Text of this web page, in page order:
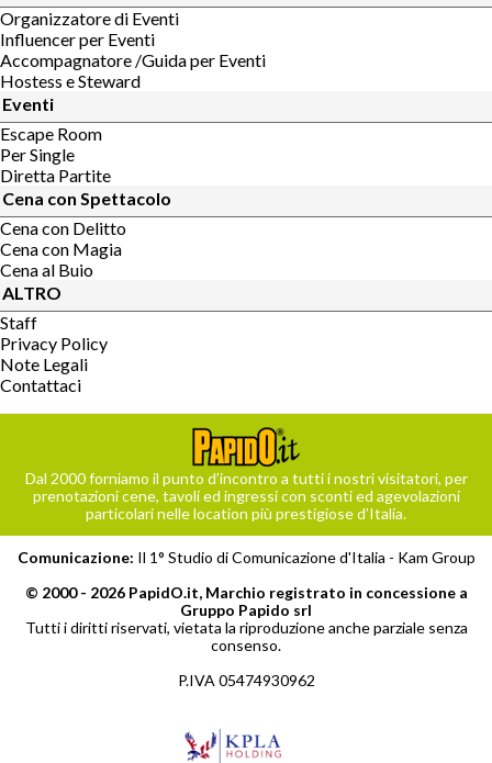
Organizzatore di Eventi
Influencer per Eventi
Accompagnatore /Guida per Eventi
Hostess e Steward
Eventi
Escape Room
Per Single
Diretta Partite
Cena con Spettacolo
Cena con Delitto
Cena con Magia
Cena al Buio
ALTRO
Staff
Privacy Policy
Note Legali
Contattaci
Dal 2000 forniamo il punto d’incontro a tutti i nostri visitatori, per
prenotazioni cene, tavoli ed ingressi con sconti ed agevolazioni
particolari nelle location più prestigiose d’Italia.
Comunicazione: Il 1° Studio di Comunicazione d'Italia - Kam Group
© 2000 - 2026 PapidO.it, Marchio registrato in concessione a
Gruppo Papido srl
Tutti i diritti riservati, vietata la riproduzione anche parziale senza
consenso.
P.IVA 05474930962